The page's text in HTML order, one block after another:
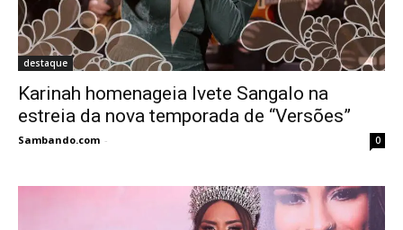
destaque
Karinah homenageia Ivete Sangalo na
estreia da nova temporada de “Versões”
Sambando.com - 0